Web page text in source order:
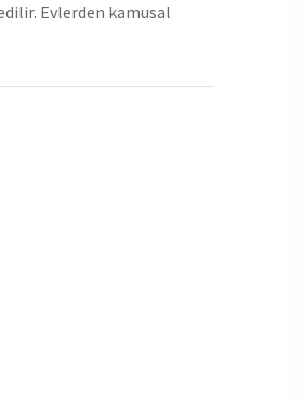
Evlerden kamusal